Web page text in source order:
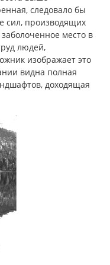
следовало бы
сил, производящих
место в
людей,
изображает это
видна полная
доходящая